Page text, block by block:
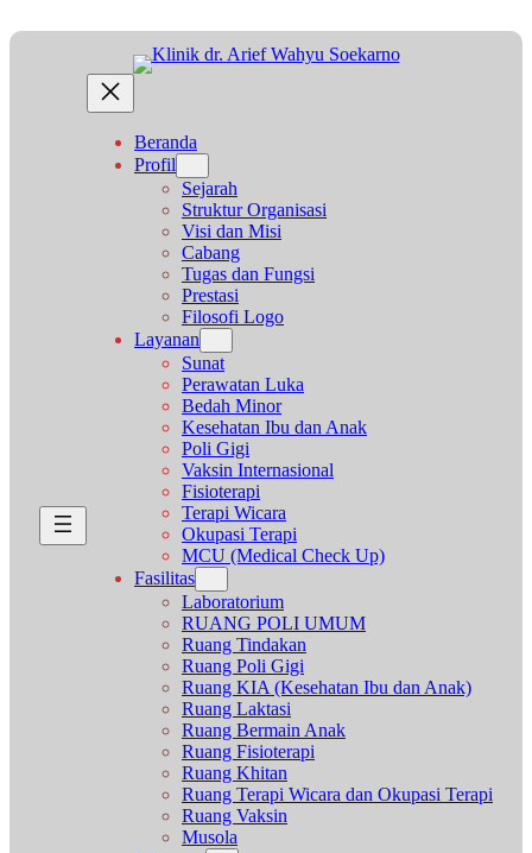
ke
Beranda
Profil
Sejarah
Struktur Organisasi
Visi dan Misi
Cabang
Tugas dan Fungsi
Prestasi
Filosofi Logo
Layanan
Sunat
Perawatan Luka
Bedah Minor
Kesehatan Ibu dan Anak
Poli Gigi
Vaksin Internasional
Fisioterapi
Terapi Wicara
Okupasi Terapi
MCU (Medical Check Up)
Fasilitas
Laboratorium
RUANG POLI UMUM
Ruang Tindakan
Ruang Poli Gigi
Ruang KIA (Kesehatan Ibu dan Anak)
Ruang Laktasi
Ruang Bermain Anak
Ruang Fisioterapi
Ruang Khitan
Ruang Terapi Wicara dan Okupasi Terapi
Ruang Vaksin
Musola